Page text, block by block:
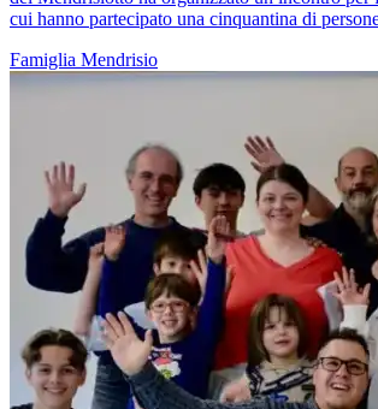
cui hanno partecipato una cinquantina di
Famiglia Mendrisio